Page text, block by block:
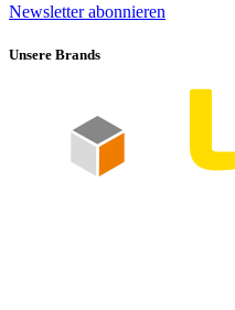
Newsletter abonnieren
Unsere Brands